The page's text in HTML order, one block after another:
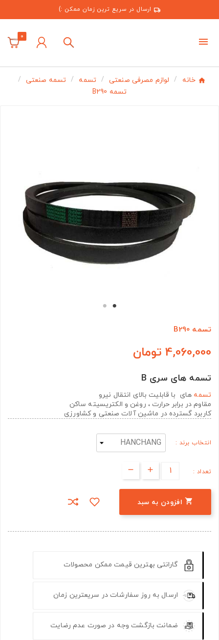
ارسال در سریع ترین زمان ممکن :)
0
خانه لوازم مصرفی صنعتی تسمه
تسمه صنعتی
تسمه B290
تسمه B290
4,060,000 تومان
تسمه های سری B
تسمه های با قابلیت بالای انتقال نیرو
مقاوم در برابر حرارت ، روغن و الکتریسیته ساکن
کاربرد گسترده در ماشین آلات صنعتی و کشاورزی
انتخاب برند :
تعداد :
 افزودن به سبد
گارانتی بهترین قیمت ممکن محصولات
ارسال به روز سفارشات در سریعترین زمان
ضمانت بازگشت وجه در صورت عدم رضایت